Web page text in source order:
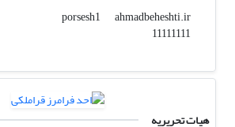
porsesh1
ahmadbeheshti.ir
هیات تحریریه